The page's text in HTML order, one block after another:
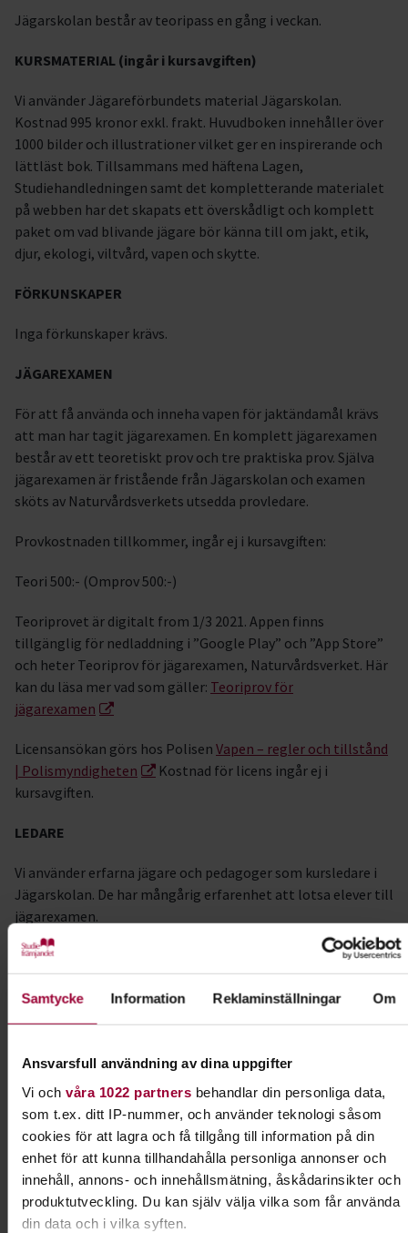
Samtycke Information Reklaminställningar Om
Ansvarsfull användning av dina uppgifter
Vi och våra 1022 partnersbehandlar din personliga data,
som t.ex. ditt IP-nummer, och använder teknologi såsom
cookies för att lagra och få tillgång till information på din
enhet för att kunna tillhandahålla personliga annonser och
innehåll, annons- och innehållsmätning, åskådarinsikter och
produktutveckling. Du kan själv välja vilka som får använda
din data och i vilka syften.
Jägarskolan består av teoripass en gång i veckan.
KURSMATERIAL (ingår i kursavgiften)
Vi använder Jägareförbundets material Jägarskolan.
Kostnad 995 kronor exkl. frakt. Huvudboken innehåller över
1000 bilder och illustrationer vilket ger en inspirerande och
lättläst bok. Tillsammans med häftena Lagen,
Studiehandledningen samt det kompletterande materialet
på webben har det skapats ett överskådligt och komplett
paket om vad blivande jägare bör känna till om jakt, etik,
djur, ekologi, viltvård, vapen och skytte.
FÖRKUNSKAPER
Inga förkunskaper krävs.
JÄGAREXAMEN
För att få använda och inneha vapen för jaktändamål krävs
att man har tagit jägarexamen. En komplett jägarexamen
består av ett teoretiskt prov och tre praktiska prov. Själva
jägarexamen är fristående från Jägarskolan och examen
sköts av Naturvårdsverkets utsedda provledare.
Provkostnaden tillkommer, ingår ej i kursavgiften:
Teori 500:- (Omprov 500:-)
Teoriprovet är digitalt from 1/3 2021. Appen finns
tillgänglig för nedladdning i ”Google Play” och ”App Store”
och heter Teoriprov för jägarexamen, Naturvårdsverket. Här
kan du läsa mer vad som gäller: Teoriprov för
jägarexamen
Licensansökan görs hos Polisen Vapen – regler och tillstånd
| Polismyndigheten
Kostnad för licens ingår ej i
kursavgiften.
LEDARE
Vi använder erfarna jägare och pedagoger som kursledare i
Jägarskolan. De har mångårig erfarenhet att lotsa elever till
jägarexamen.
KOSTNADER
I kursavgiften ingår kostnaden för de ledarledda teoretiska
delarna av Jägarskolan samt kurslitteratur. Kursavgiften går
100kr tillkommer, ska anges vid anmälan.
Peter Carlberg
I samarbete med
Jägarförbundet Gotland